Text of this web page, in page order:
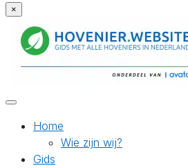
×
Home
Wie zijn wij?
Gids